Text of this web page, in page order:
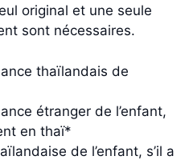
original et une seule
sont nécessaires.
thaïlandais de
étranger de l’enfant,
en thaï*
de l’enfant, s’il a